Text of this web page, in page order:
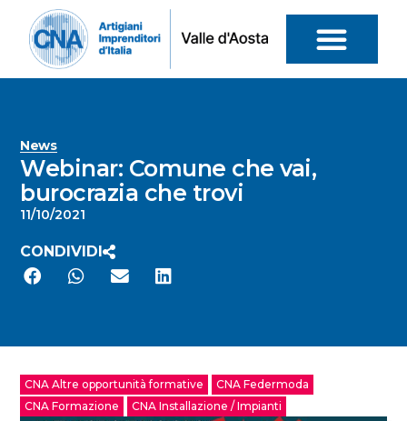
News
Webinar: Comune che vai,
burocrazia che trovi
11/10/2021
CONDIVIDI
CNA Altre opportunità formative
CNA Federmoda
CNA Formazione
CNA Installazione / Impianti